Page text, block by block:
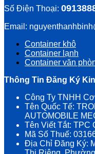
Số Điện Thoại:
Email:
Container khô
Container lạnh
Container văn
Thông Tin Đăng Ký
Công Ty TNHH
Tên Quốc Tế:
AUTOMOBILE
Tên Viết Tắt: TPC
Mã Số Thuế:
Địa Chỉ Đăng Ký: